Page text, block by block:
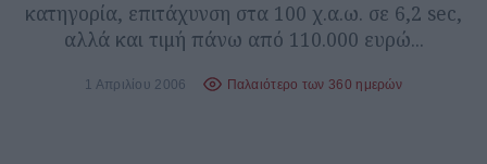
κατηγορία, επιτάχυνση στα 100 χ.α.ω. σε 6,2 sec,
αλλά και τιμή πάνω από 110.000 ευρώ...
1 Απριλίου 2006 Παλαιότερο των 360 ημερών